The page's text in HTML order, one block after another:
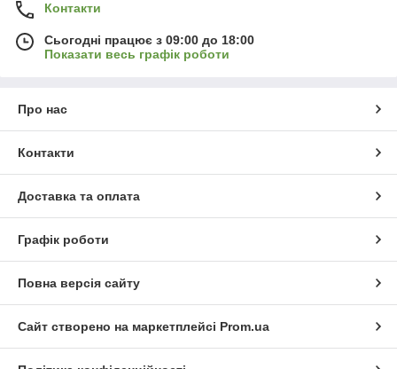
Контакти
Сьогодні працює з 09:00 до 18:00
Показати весь графік роботи
Про нас
Контакти
Доставка та оплата
Графік роботи
Повна версія сайту
Сайт створено на маркетплейсі Prom.ua